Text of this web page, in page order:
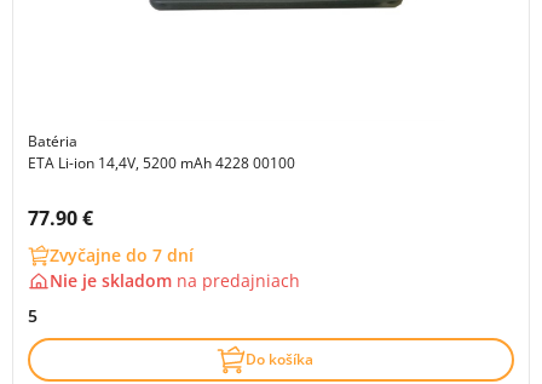
Batéria
ETA Li-ion 14,4V, 5200 mAh 4228 00100
Cena s DPH:
77.90 €
Zvyčajne do 7 dní
Nie je skladom na predajniach
5
Do košíka